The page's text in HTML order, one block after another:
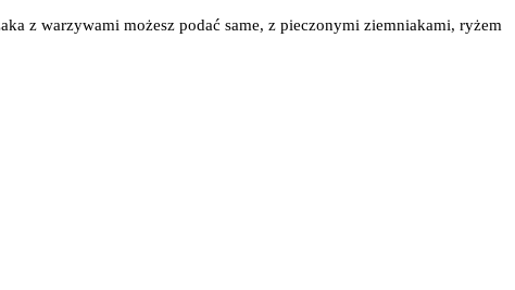
z warzywami możesz podać same, z pieczonymi ziemniakami, ryżem